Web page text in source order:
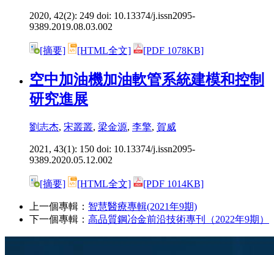
2020, 42(2): 249 doi: 10.13374/j.issn2095-
9389.2019.08.03.002
[摘要] [HTML全文] [PDF 1078KB]
空中加油機加油軟管系統建模和控制
研究進展
劉志杰, 宋叢叢, 梁金源, 李擎, 賀威
2021, 43(1): 150 doi: 10.13374/j.issn2095-
9389.2020.05.12.002
[摘要] [HTML全文] [PDF 1014KB]
上一個專輯： 智慧醫療專輯(2021年9期)
下一個專輯： 高品質鋼冶金前沿技術專刊（2022年9期）